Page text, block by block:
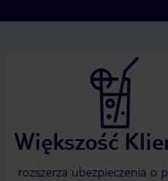
nastawiony jest na
Harrachov.Zalecam
Polskiej stronie i
Większość
rozszerza ubezpieczenia o